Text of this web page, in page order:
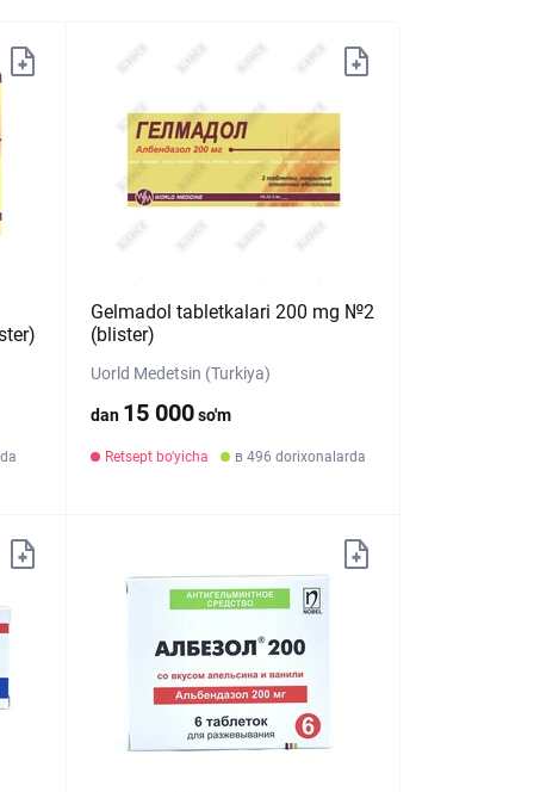
Gelmadol tabletkalari 200 mg №2
(blister)
Uorld Medetsin (Turkiya)
dan 15 000so'm
Retsept bo'yicha в 496 dorixonalarda